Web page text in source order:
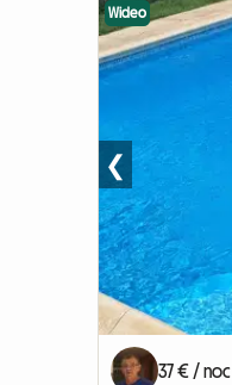
Wideo
❮
37 € / noc